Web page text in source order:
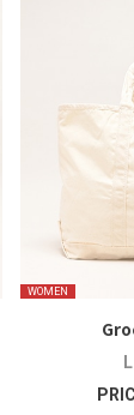
WOMEN